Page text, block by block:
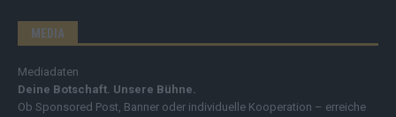
MEDIA
Mediadaten
Deine Botschaft. Unsere Bühne.
Ob Sponsored Post, Banner oder individuelle Kooperation – erreiche